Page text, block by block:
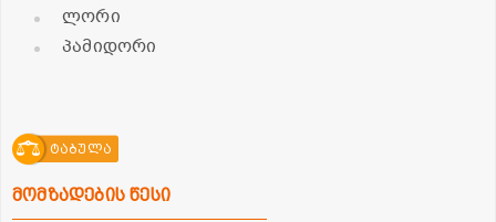
ლორი
პამიდორი
ტაბულა
მომზადების წესი